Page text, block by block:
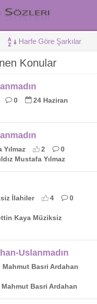
Harfe Göre Şarkılar
Konular
0
24 Haziran
Yılmaz 2
0
Mustafa Yılmaz
İlahiler 4
0
Kaya Müziksiz
Uslanmadın
Basri Ardahan
Basri Ardahan